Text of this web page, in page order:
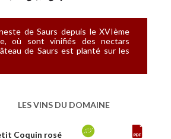
de Saurs depuis le XVIème
où sont vinifiés des nectars
de Saurs est planté sur les
LES VINS DU DOMAINE
Coquin rosé